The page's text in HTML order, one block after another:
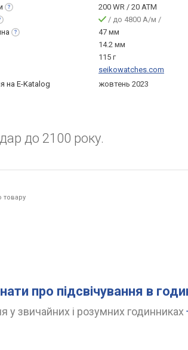
200 WR / 20 ATM
/ до 4800 A/м /
47 мм
14.2 мм
115 г
seikowatches.com
на E-Katalog
жовтень 2023
до 2100 року.
товару
про підсвічування в
у звичайних і розумних годинниках